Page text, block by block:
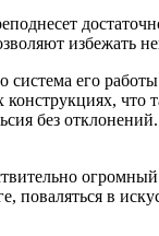
избежать
система его
что
без
поваляться в